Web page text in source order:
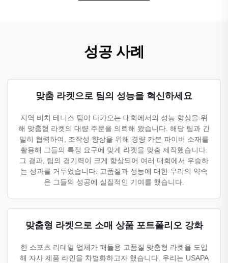
성공 사례
맞춤 라켓으로 팀의 성능을 혁신하세요
지역 비치 테니스 팀이 다가오는 대회에서의 성능 향상을 위
해 맞춤형 라켓의 대량 주문을 의뢰해 왔습니다. 해당 팀과 긴
밀히 협력하여, 조작성 향상을 위해 경량 카본 파이버 소재를
활용해 그들의 특정 요구에 맞게 라켓을 맞춤 제작했습니다.
그 결과, 팀의 경기력이 크게 향상되어 여러 대회에서 우승하
는 성과를 거두었습니다. 고품질과 성능에 대한 우리의 약속
은 그들의 성공에 실질적인 기여를 했습니다.
맞춤형 라켓으로 소매 상품 포트폴리오 강화
한 스포츠 리테일 업체가 패들용 고품질 맞춤형 라켓을 도입
해 자사 제품 라인을 차별화하고자 했습니다. 우리는 USAPA